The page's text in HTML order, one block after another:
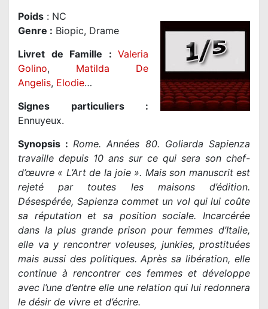
Poids : NC
Genre : Biopic, Drame
Livret de Famille : Valeria
Golino, Matilda De
Angelis, Elodie…
Signes particuliers :
Ennuyeux.
Synopsis : Rome. Années 80. Goliarda Sapienza
travaille depuis 10 ans sur ce qui sera son chef-
d’œuvre « L’Art de la joie ». Mais son manuscrit est
rejeté par toutes les maisons d’édition.
Désespérée, Sapienza commet un vol qui lui coûte
sa réputation et sa position sociale. Incarcérée
dans la plus grande prison pour femmes d’Italie,
elle va y rencontrer voleuses, junkies, prostituées
mais aussi des politiques. Après sa libération, elle
continue à rencontrer ces femmes et développe
avec l’une d’entre elle une relation qui lui redonnera
le désir de vivre et d’écrire.